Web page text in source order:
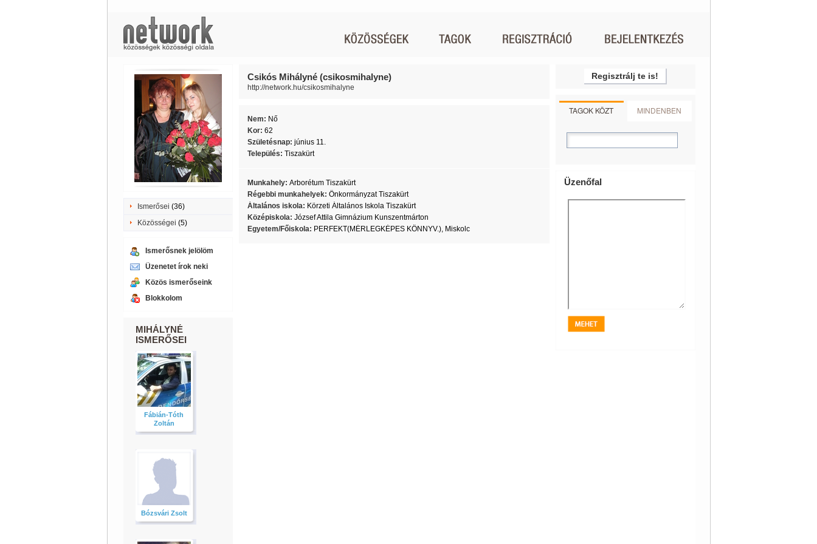
Ismerősei (36)
Közösségei (5)
Ismerősnek jelölöm
Üzenetet írok neki
Közös ismerőseink
Blokkolom
MIHÁLYNÉ
ISMERŐSEI
Fábián-Tóth
Zoltán
Bózsvári Zsolt
Csikós Mihályné (csikosmihalyne)
http://network.hu/csikosmihalyne
Nem: Nő
Kor: 62
Születésnap: június 11.
Település: Tiszakürt
Munkahely: Arborétum Tiszakürt
Régebbi munkahelyek: Önkormányzat Tiszakürt
Általános iskola: Körzeti Általános Iskola Tiszakürt
Középiskola: József Attila Gimnázium Kunszentmárton
Egyetem/Főiskola: PERFEKT(MÉRLEGKÉPES KÖNNYV.), Miskolc
Regisztrálj te is!
TAGOK KÖZT MINDENBEN
Üzenőfal